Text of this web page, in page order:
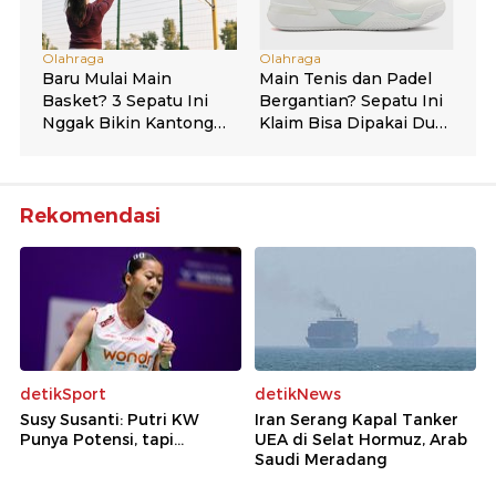
Rekomendasi
detikSport
Susy Susanti: Putri KW
Punya Potensi, tapi...
detikNews
Iran Serang Kapal Tanker
UEA di Selat Hormuz, Arab
Saudi Meradang